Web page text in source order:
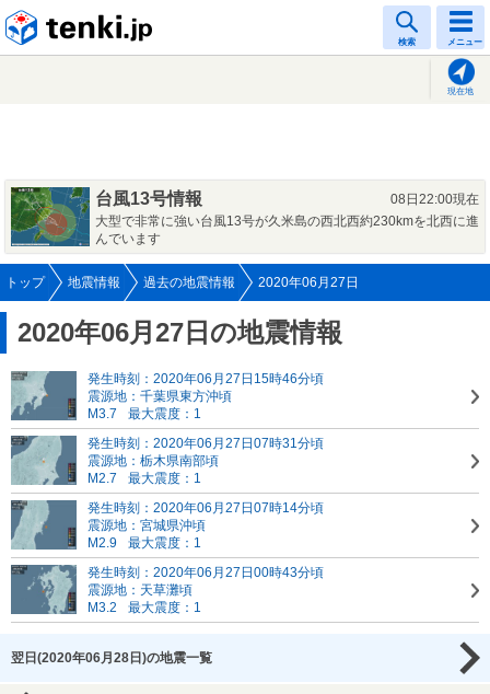
検索 メニュー
現在地
台風13号情報
08日22:00現在
大型で非常に強い台風13号が久米島の西北西約230kmを北西に進
んでいます
トップ 地震情報 過去の地震情報 2020年06月27日
2020年06月27日の地震情報
発生時刻：2020年06月27日15時46分頃
震源地：千葉県東方沖頃
M3.7
最大震度：1
発生時刻：2020年06月27日07時31分頃
震源地：栃木県南部頃
M2.7
最大震度：1
発生時刻：2020年06月27日07時14分頃
震源地：宮城県沖頃
M2.9
最大震度：1
発生時刻：2020年06月27日00時43分頃
震源地：天草灘頃
M3.2
最大震度：1
翌日(2020年06月28日)の地震一覧